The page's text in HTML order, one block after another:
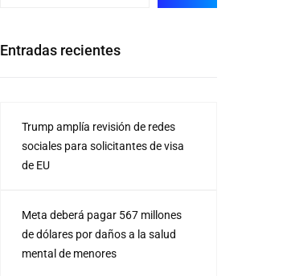
Entradas recientes
Trump amplía revisión de redes
sociales para solicitantes de visa
de EU
Meta deberá pagar 567 millones
de dólares por daños a la salud
mental de menores